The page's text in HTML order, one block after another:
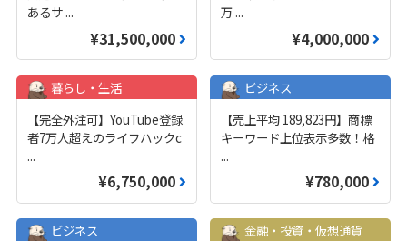
あるサ ...
¥31,500,000
万 ...
¥4,000,000
暮らし・生活
【完全外注可】YouTube登録
者7万人超えのライフハックc
...
¥6,750,000
ビジネス
【売上平均 189,823円】商標
キーワード上位表示多数！格
...
¥780,000
ビジネス
金融・投資・仮想通貨